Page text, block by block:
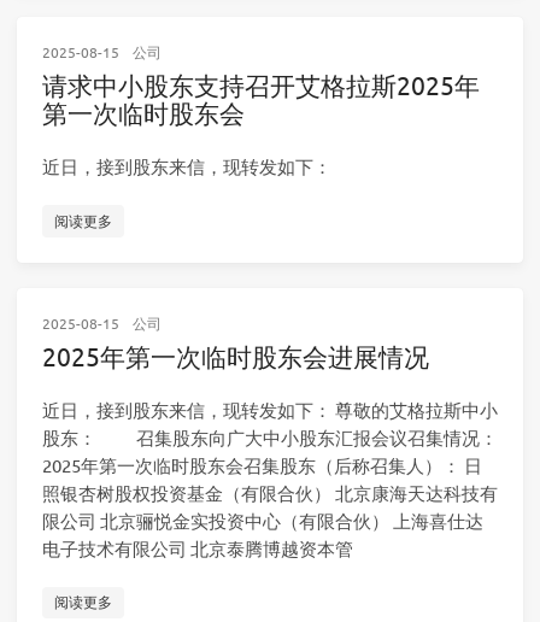
2025-08-15 公司
请求中小股东支持召开艾格拉斯2025年
第一次临时股东会
近日，接到股东来信，现转发如下：
阅读更多
2025-08-15 公司
2025年第一次临时股东会进展情况
近日，接到股东来信，现转发如下： 尊敬的艾格拉斯中小
股东： 召集股东向广大中小股东汇报会议召集情况：
2025年第一次临时股东会召集股东（后称召集人）： 日
照银杏树股权投资基金（有限合伙） 北京康海天达科技有
限公司 北京骊悦金实投资中心（有限合伙） 上海喜仕达
电子技术有限公司 北京泰腾博越资本管
阅读更多